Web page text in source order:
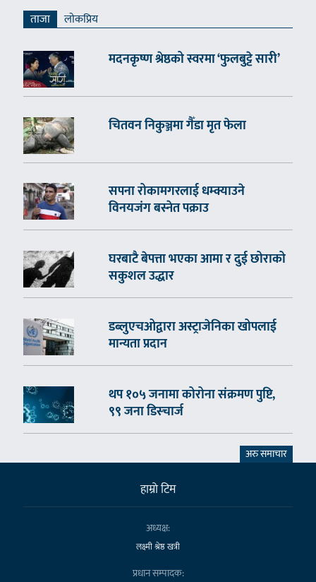
ताजा लाेकप्रिय
मदनकृष्ण श्रेष्ठको स्वरमा ‘फुलबुट्टे सारी’
चितवन निकुञ्जमा गैँडा मृत फेला
सपना रोकामगरलाई धम्क्याउने
विनयजंग बस्नेत पक्राउ
घरबाटै बेपत्ता भएका आमा र दुई छोराको
सकुशल उद्धार
डब्लुएचओद्वारा अस्ट्राजेनिका खोपलाई
मान्यता प्रदान
थप १०५ जनामा कोरोना संक्रमण पुष्टि,
९९ जना डिस्चार्ज
अरु समाचार
हाम्राे टिम
अध्यक्ष:
लक्ष्मी श्रेष्ठ खत्री
प्रधान सम्पादक: